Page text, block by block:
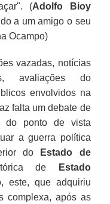
(Adolfo Bioy
a um amigo o seu
Ocampo)
vazadas, notícias
avaliações do
envolvidos na
falta um debate de
do ponto de vista
a guerra política
do
Estado de
de
Estado
este, que adquiriu
complexa, após as